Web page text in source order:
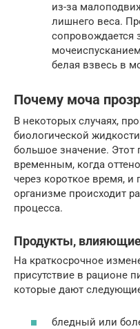
из-за
лишнего веса.
сопровождается
белая взвесь в
Почему моча
В некоторых случаях,
биологической
большое значение. Этот
временным, когда
через короткое время, и
организме происходит
процесса.
Продукты,
На краткосрочное
присутствие в рационе
которые дают
бледный или